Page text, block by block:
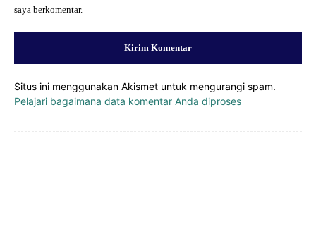
saya berkomentar.
Situs ini menggunakan Akismet untuk mengurangi spam.
Pelajari bagaimana data komentar Anda diproses